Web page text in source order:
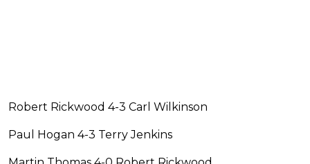
Robert Rickwood 4-3 Carl Wilkinson
Paul Hogan 4-3 Terry Jenkins